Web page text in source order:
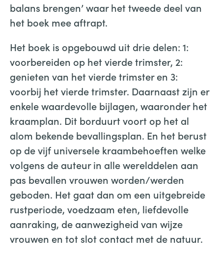
balans brengen’ waar het tweede deel van
het boek mee aftrapt.
Het boek is opgebouwd uit drie delen: 1:
voorbereiden op het vierde trimster, 2:
genieten van het vierde trimster en 3:
voorbij het vierde trimster. Daarnaast zijn er
enkele waardevolle bijlagen, waaronder het
kraamplan. Dit borduurt voort op het al
alom bekende bevallingsplan. En het berust
op de vijf universele kraambehoeften welke
volgens de auteur in alle werelddelen aan
pas bevallen vrouwen worden/werden
geboden. Het gaat dan om een uitgebreide
rustperiode, voedzaam eten, liefdevolle
aanraking, de aanwezigheid van wijze
vrouwen en tot slot contact met de natuur.